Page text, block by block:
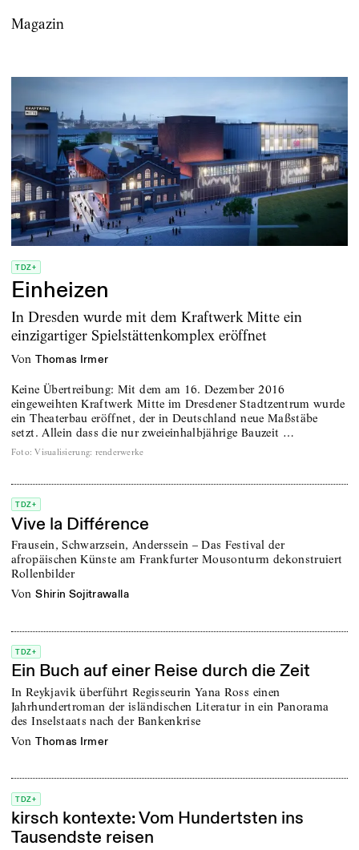
Magazin
TDZ+
Einheizen
In Dresden wurde mit dem Kraftwerk Mitte ein
einzigartiger Spielstättenkomplex eröffnet
von Thomas Irmer
Keine Übertreibung: Mit dem am 16. Dezember 2016
eingeweihten Kraftwerk Mitte im Dresdener Stadtzentrum wurde
ein Theaterbau eröffnet, der in Deutschland neue Maßstäbe
setzt. Allein dass die nur zweieinhalbjährige Bauzeit …
Foto: Visualisierung: renderwerke
TDZ+
Vive la Différence
Frausein, Schwarzsein, Anderssein – Das Festival der
afropäischen Künste am Frankfurter Mousonturm dekonstruiert
Rollenbilder
von Shirin Sojitrawalla
TDZ+
Ein Buch auf einer Reise durch die Zeit
In Reykjavik überführt Regisseurin Yana Ross einen
Jahrhundertroman der isländischen Literatur in ein Panorama
des Inselstaats nach der Bankenkrise
von Thomas Irmer
TDZ+
kirsch kontexte: Vom Hundertsten ins
Tausendste reisen